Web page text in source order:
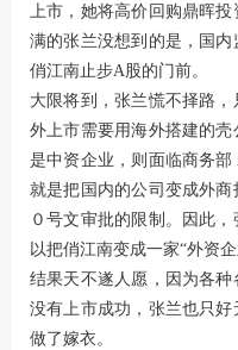
上市，她将高价回购鼎晖
满的张兰没想到的是，国内
俏江南止步A股的门前。
大限将到，张兰慌不择路
外上市需要用海外搭建的
是中资企业，则面临商务部
就是把国内的公司变成外商
０号文审批的限制。因此
以把俏江南变成一家“外资
结果天不遂人愿，因为各
没有上市成功，张兰也只
做了嫁衣。